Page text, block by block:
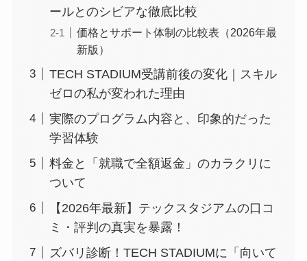
ールとのシビアな徹底比較
価格とサポート体制の比較表（2026年最
新版）
TECH STADIUM受講前後の変化｜スキル
ゼロの私が変われた理由
実際のプログラム内容と、印象的だった
学習体験
料金と「就職で全額返金」のカラクリに
ついて
【2026年最新】テックスタジアムの口コ
ミ・評判の真実を暴露！
ズバリ診断！TECH STADIUMに「向いて